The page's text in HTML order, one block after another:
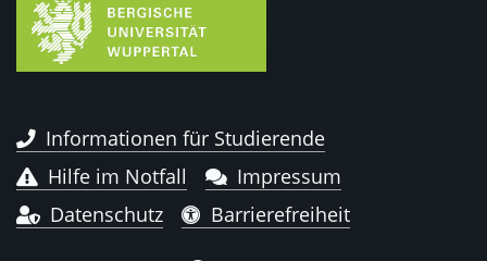
Informationen für Studierende
Hilfe im Notfall
Impressum
Datenschutz
Barrierefreiheit